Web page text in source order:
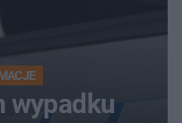
wypadku